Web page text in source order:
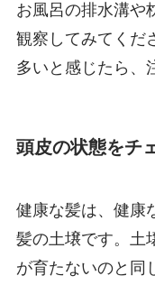
お風呂の排水溝や
観察してみてくだ
多いと感じたら、
頭皮の状態をチ
健康な髪は、健康
髪の土壌です。土
が育たないのと同